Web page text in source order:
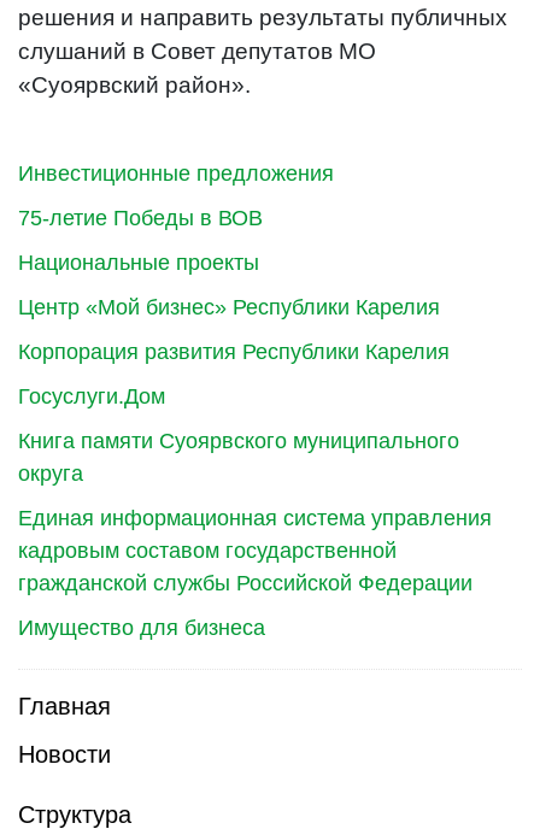
Инвестиционные предложения
75-летие Победы в ВОВ
Национальные проекты
Центр «Мой бизнес» Республики Карелия
Корпорация развития Республики Карелия
Госуслуги.Дом
Книга памяти Суоярвского муниципального
округа
Единая информационная система управления
кадровым составом государственной
гражданской службы Российской Федерации
Имущество для бизнеса
Главная
Новости
Структура
решения и направить результаты публичных
слушаний в Совет депутатов МО
«Суоярвский район».